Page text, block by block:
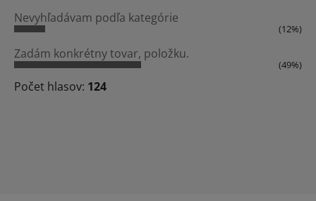
Nevyhľadávam podľa kategórie
(12%)
Zadám konkrétny tovar, položku.
(49%)
Počet hlasov: 124